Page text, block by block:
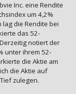
Inc. eine Rendite
um 4,2%
die Rendite bei
das 52-
notiert der
unter ihrem 52-
die Aktie am
die Aktie auf
zulegen.